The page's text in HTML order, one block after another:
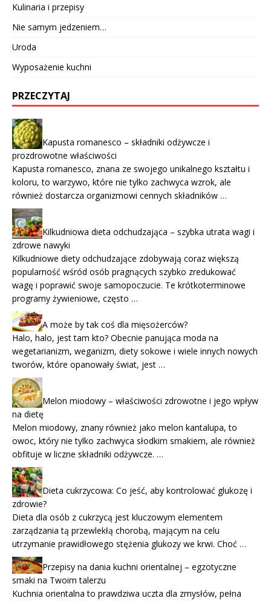
Kulinaria i przepisy
Nie samym jedzeniem…
Uroda
Wyposażenie kuchni
PRZECZYTAJ
Kapusta romanesco – składniki odżywcze i
prozdrowotne właściwości
Kapusta romanesco, znana ze swojego unikalnego kształtu i
koloru, to warzywo, które nie tylko zachwyca wzrok, ale
również dostarcza organizmowi cennych składników …
Kilkudniowa dieta odchudzająca – szybka utrata wagi i
zdrowe nawyki
Kilkudniowe diety odchudzające zdobywają coraz większą
popularność wśród osób pragnących szybko zredukować
wagę i poprawić swoje samopoczucie. Te krótkoterminowe
programy żywieniowe, często …
A może by tak coś dla mięsożerców?
Halo, halo, jest tam kto? Obecnie panująca moda na
wegetarianizm, weganizm, diety sokowe i wiele innych nowych
tworów, które opanowały świat, jest …
Melon miodowy – właściwości zdrowotne i jego wpływ
na dietę
Melon miodowy, znany również jako melon kantalupa, to
owoc, który nie tylko zachwyca słodkim smakiem, ale również
obfituje w liczne składniki odżywcze. …
Dieta cukrzycowa: Co jeść, aby kontrolować glukozę i
zdrowie?
Dieta dla osób z cukrzycą jest kluczowym elementem
zarządzania tą przewlekłą chorobą, mającym na celu
utrzymanie prawidłowego stężenia glukozy we krwi. Choć …
Przepisy na dania kuchni orientalnej – egzotyczne
smaki na Twoim talerzu
Kuchnia orientalna to prawdziwa uczta dla zmysłów, pełna